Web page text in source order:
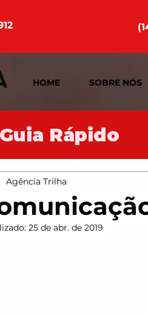
HOME SOBRE NÓS
Guia Rápido
Agência Trilha
25 de abr. de 2019